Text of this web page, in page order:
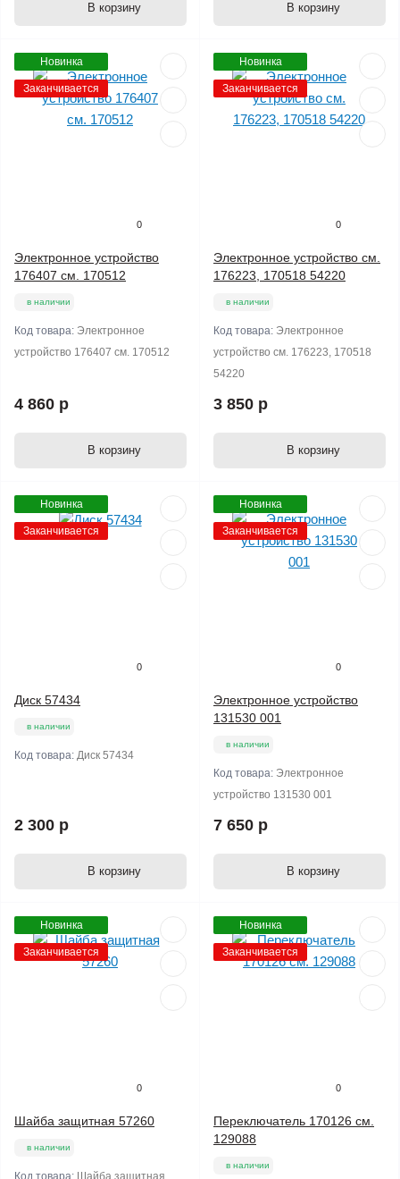
В корзину В корзину
Новинка
Заканчивается
0
Электронное устройство
176407 см. 170512
в наличии
Код товара: Электронное
устройство 176407 см. 170512
4 860 р
В корзину
Новинка
Заканчивается
0
Электронное устройство см.
176223, 170518 54220
в наличии
Код товара: Электронное
устройство см. 176223, 170518
54220
3 850 р
В корзину
Новинка
Заканчивается
0
Диск 57434
в наличии
Код товара: Диск 57434
2 300 р
В корзину
Новинка
Заканчивается
0
Электронное устройство
131530 001
в наличии
Код товара: Электронное
устройство 131530 001
7 650 р
В корзину
Новинка
Заканчивается
0
Шайба защитная 57260
в наличии
Код товара: Шайба защитная
Новинка
Заканчивается
0
Переключатель 170126 см.
129088
в наличии